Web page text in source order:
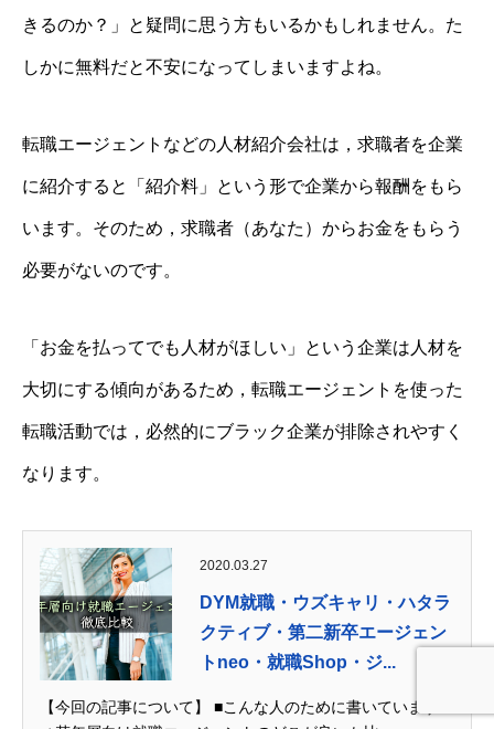
きるのか？」と疑問に思う方もいるかもしれません。た
しかに無料だと不安になってしまいますよね。
転職エージェントなどの人材紹介会社は，求職者を企業
に紹介すると「紹介料」という形で企業から報酬をもら
います。そのため，求職者（あなた）からお金をもらう
必要がないのです。
「お金を払ってでも人材がほしい」という企業は人材を
大切にする傾向があるため，転職エージェントを使った
転職活動では，必然的にブラック企業が排除されやすく
なります。
2020.03.27
DYM就職・ウズキャリ・ハタラ
クティブ・第二新卒エージェン
トneo・就職Shop・ジ...
【今回の記事について】 ■こんな人のために書いています